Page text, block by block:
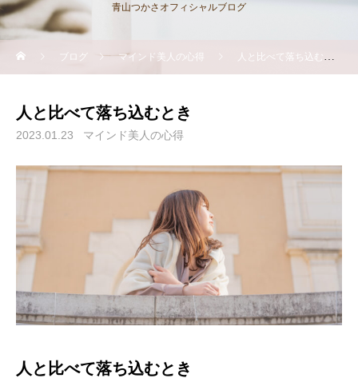
青山つかさオフィシャルブログ
ブログ マインド美人の心得 人と比べて落ち込むとき
人と比べて落ち込むとき
2023.01.23 マインド美人の心得
人と比べて落ち込むとき